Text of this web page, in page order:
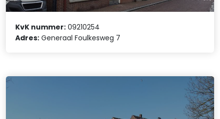
KvK nummer: 09210254
Adres: Generaal Foulkesweg 7